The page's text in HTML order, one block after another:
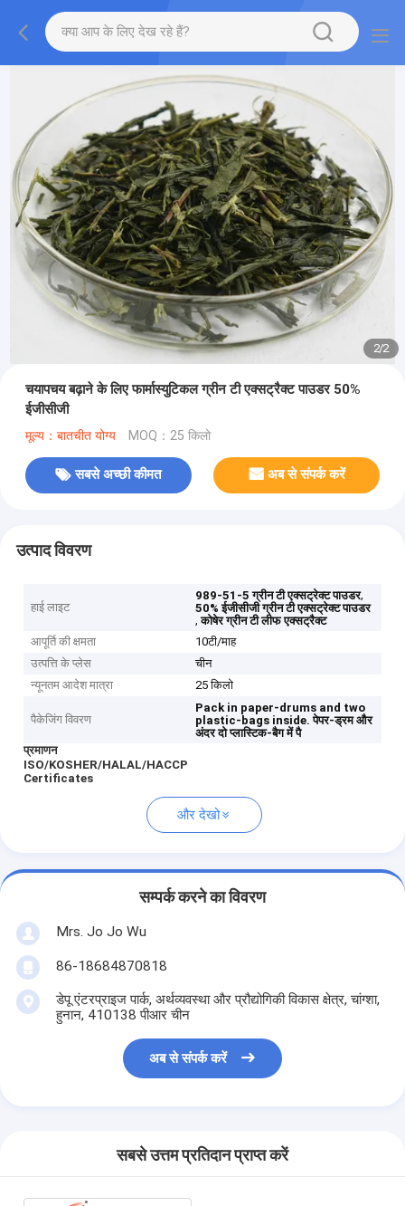
2/2
चयापचय बढ़ाने के लिए फार्मास्युटिकल ग्रीन टी एक्सट्रैक्ट पाउडर 50%
ईजीसीजी
मूल्य：बातचीत योग्य MOQ：25 किलो
सबसे अच्छी कीमत अब से संपर्क करें
उत्पाद विवरण
हाई लाइट
989-51-5 ग्रीन टी एक्सट्रेक्ट पाउडर,
50% ईजीसीजी ग्रीन टी एक्सट्रेक्ट पाउडर
,कोषेर ग्रीन टी लीफ एक्सट्रैक्ट
आपूर्ति की क्षमता
10टी/माह
उत्पत्ति के प्लेस
चीन
न्यूनतम आदेश मात्रा
25 किलो
पैकेजिंग विवरण
Pack in paper-drums and two
plastic-bags inside. पेपर-ड्रम और
अंदर दो प्लास्टिक-बैग में पै
प्रमाणन
ISO/KOSHER/HALAL/HACCP
Certificates
और देखो
सम्पर्क करने का विवरण
Mrs. Jo Jo Wu
86-18684870818
डेपू एंटरप्राइज पार्क, अर्थव्यवस्था और प्रौद्योगिकी विकास क्षेत्र, चांग्शा,
हुनान, 410138 पीआर चीन
अब से संपर्क करें
सबसे उत्तम प्रतिदान प्राप्त करें